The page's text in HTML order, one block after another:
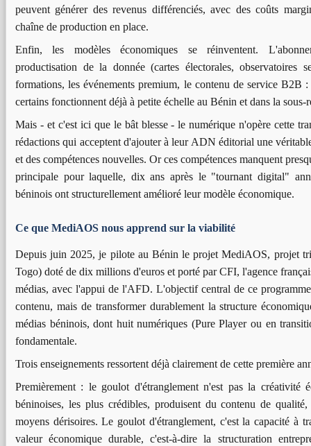
peuvent générer des revenus différenciés, avec des coûts
chaîne de production en place.
Enfin, les modèles économiques se réinventent.
productisation de la donnée (cartes électorales, observatoires
formations, les événements premium, le contenu de service B2B
certains fonctionnent déjà à petite échelle au Bénin et dans la sous-
Mais - et c'est ici que le bât blesse - le numérique n'opère cette
rédactions qui acceptent d'ajouter à leur ADN éditorial une
et des compétences nouvelles. Or ces compétences manquent
principale pour laquelle, dix ans après le "tournant digital"
béninois ont structurellement amélioré leur modèle économique.
Ce que MediAOS nous apprend sur la viabilité
Depuis juin 2025, je pilote au Bénin le projet MediAOS, projet
Togo) doté de dix millions d'euros et porté par CFI, l'agence
médias, avec l'appui de l'AFD. L'objectif central de ce
contenu, mais de transformer durablement la structure
médias béninois, dont huit numériques (Pure Player ou en
fondamentale.
Trois enseignements ressortent déjà clairement de cette première
Premièrement : le goulot d'étranglement n'est pas la créativité
béninoises, les plus crédibles, produisent du contenu de
moyens dérisoires. Le goulot d'étranglement, c'est la capacité à
valeur économique durable, c'est-à-dire la structuration